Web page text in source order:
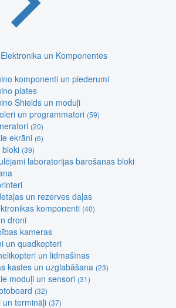
un Komponentes
komponenti un piederumi
plates
Shields un moduļi
un programmatori (59)
(20)
ekrāni (6)
bloki (39)
laboratorijas barošanas bloki
un rezerves daļas
komponenti (40)
droni
kameras
un quadkopteri
un lidmašīnas
kastes un uzglabāšana (23)
moduļi un sensori (31)
(32)
un termināļi (37)